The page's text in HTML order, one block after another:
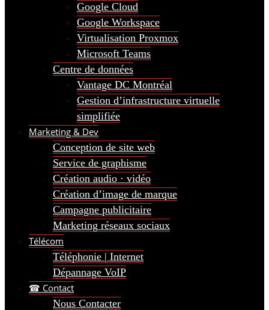
Google Cloud
Google Workspace
Virtualisation Proxmox
Microsoft Teams
Centre de données
Vantage DC Montréal
Gestion d’infrastructure virtuelle
simplifiée
Marketing & Dev
Conception de site web
Service de graphisme
Création audio · vidéo
Création d’image de marque
Campagne publicitaire
Marketing réseaux sociaux
Télécom
Téléphonie | Internet
Dépannage VoIP
☎ Contact
Nous Contacter